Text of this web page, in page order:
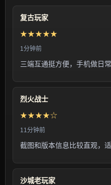
复古玩家
★★★★★
1分钟前
三端互通挺方便，手机做日
烈火战士
★★★★☆
11分钟前
截图和版本信息比较直观，
沙城老玩家